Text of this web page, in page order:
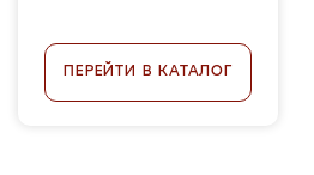
ПЕРЕЙТИ В КАТАЛОГ